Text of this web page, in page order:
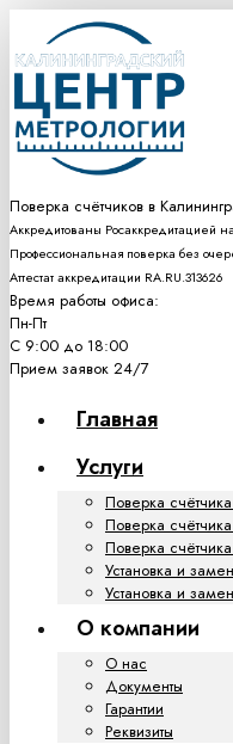
Поверка счётчиков в
Аккредитованы Росаккредитацией
Профессиональная поверка без
Аттестат аккредитации RA.RU.313626
Время работы офиса:
Пн-Пт
С 9:00 до 18:00
Прием заявок 24/7
Главная
Услуги
Поверка
Поверка счётчика
Поверка
Установка и
Установка и
О компании
О нас
Документы
Гарантии
Реквизиты